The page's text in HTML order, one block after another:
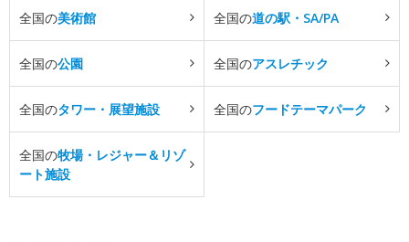
全国の美術館 全国の道の駅・SA/PA
全国の公園 全国のアスレチック
全国のタワー・展望施設 全国のフードテーマパーク
全国の牧場・レジャー＆リゾ
ート施設